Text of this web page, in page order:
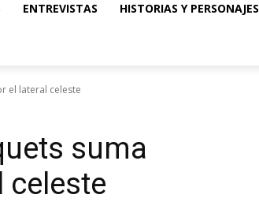
ENTREVISTAS HISTORIAS Y PERSONAJES
el lateral celeste
suma
celeste